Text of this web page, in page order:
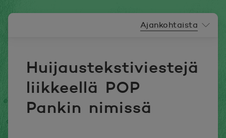
Huijaustekstiviestejä
liikkeellä POP
Pankin nimissä
Ajankohtaista